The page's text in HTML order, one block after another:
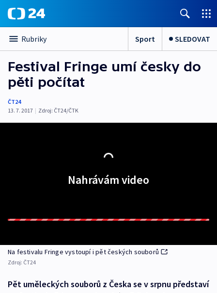
Rubriky Sport SLEDOVAT
Festival Fringe umí česky do
pěti počítat
ČT24
13. 7. 2017 | Zdroj: ČT24/ČTK
Nahrávám video
Na festivalu Fringe vystoupí i pět českých souborů
Zdroj: ČT24
Pět uměleckých souborů z Česka se v srpnu představí